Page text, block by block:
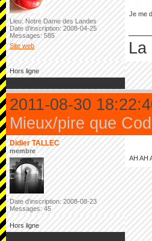
Lieu: Notre Dame des Landes
Date d'inscription: 2008-04-25
Messages: 585
Site web
Je me
La
Hors ligne
2011-08-30
Mieux/pire que
Didier TALLEC
membre
Date d'inscription: 2008-08-23
Messages: 45
AH AH
Hors ligne